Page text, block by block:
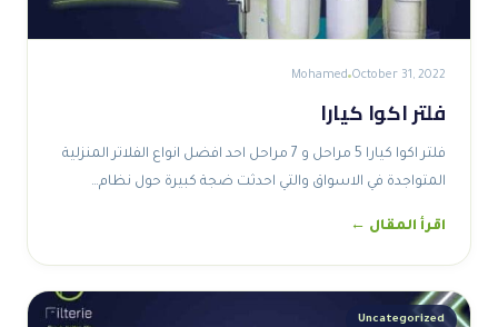
October 31, 2022
Mohamed
فلتر اكوا كيارا
فلتر اكوا كيارا 5 مراحل و 7 مراحل احد افضل انواع الفلاتر المنزلية
المتواجدة في الاسواق والتي احدثت ضجة كبيرة حول نظام…
اقرأ المقال ←
Uncategorized